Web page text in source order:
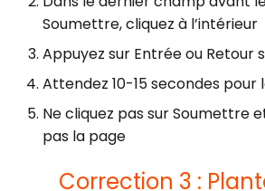
Soumettre, cliquez à l’intérieur
Appuyez sur Entrée ou Retour
Attendez 10-15 secondes
Ne cliquez pas sur Soumettre
pas la page
Correction 3 :